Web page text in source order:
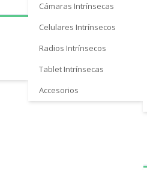
Cámaras Intrínsecas
Celulares Intrínsecos
Radios Intrínsecos
Tablet Intrínsecas
Accesorios